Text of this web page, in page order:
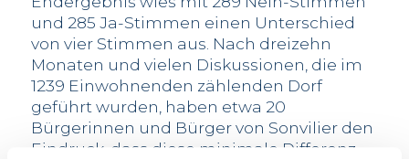
und 285 Ja-Stimmen einen Unterschied
von vier Stimmen aus. Nach dreizehn
Monaten und vielen Diskussionen, die im
1239 Einwohnenden zählenden Dorf
geführt wurden, haben etwa 20
Bürgerinnen und Bürger von Sonvilier den
Eindruck, dass diese minimale Differenz